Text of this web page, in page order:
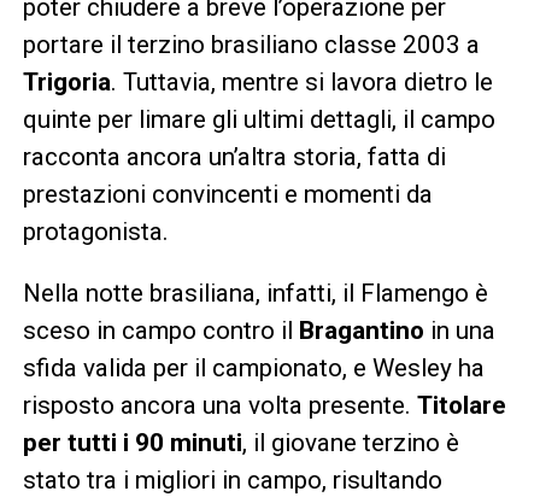
poter chiudere a breve l’operazione per
portare il terzino brasiliano classe 2003 a
Trigoria. Tuttavia, mentre si lavora dietro le
quinte per limare gli ultimi dettagli, il campo
racconta ancora un’altra storia, fatta di
prestazioni convincenti e momenti da
protagonista.
Nella notte brasiliana, infatti, il Flamengo è
sceso in campo contro il Bragantino in una
sfida valida per il campionato, e Wesley ha
risposto ancora una volta presente. Titolare
per tutti i 90 minuti, il giovane terzino è
stato tra i migliori in campo, risultando